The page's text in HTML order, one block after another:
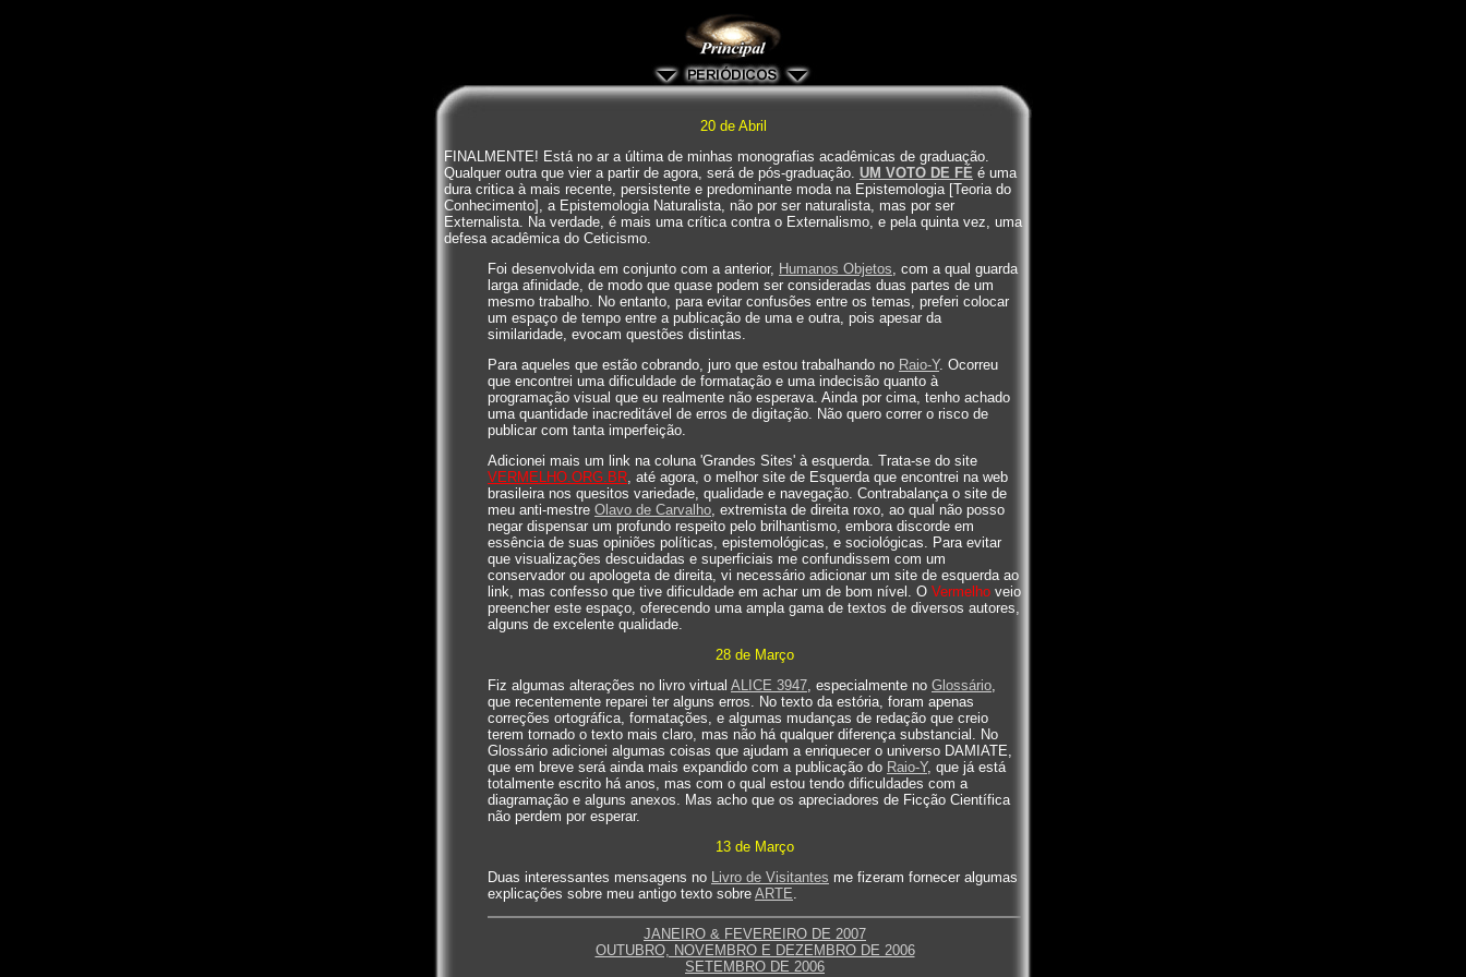
20 de Abril
FINALMENTE! Está no ar a última de minhas monografias acadêmicas de graduação.
Qualquer outra que vier a partir de agora, será de pós-graduação. UM VOTO DE FÉ é uma
dura critica à mais recente, persistente e predominante moda na Epistemologia [Teoria do
Conhecimento], a Epistemologia Naturalista, não por ser naturalista, mas por ser
Externalista. Na verdade, é mais uma crítica contra o Externalismo, e pela quinta vez, uma
defesa acadêmica do Ceticismo.
Foi desenvolvida em conjunto com a anterior, Humanos Objetos, com a qual guarda
larga afinidade, de modo que quase podem ser consideradas duas partes de um
mesmo trabalho. No entanto, para evitar confusões entre os temas, preferi colocar
um espaço de tempo entre a publicação de uma e outra, pois apesar da
similaridade, evocam questões distintas.
Para aqueles que estão cobrando, juro que estou trabalhando no Raio-Y. Ocorreu
que encontrei uma dificuldade de formatação e uma indecisão quanto à
programação visual que eu realmente não esperava. Ainda por cima, tenho achado
uma quantidade inacreditável de erros de digitação. Não quero correr o risco de
publicar com tanta imperfeição.
Adicionei mais um link na coluna 'Grandes Sites' à esquerda. Trata-se do site
VERMELHO.ORG.BR, até agora, o melhor site de Esquerda que encontrei na web
brasileira nos quesitos variedade, qualidade e navegação. Contrabalança o site de
meu anti-mestre Olavo de Carvalho, extremista de direita roxo, ao qual não posso
negar dispensar um profundo respeito pelo brilhantismo, embora discorde em
essência de suas opiniões políticas, epistemológicas, e sociológicas. Para evitar
que visualizações descuidadas e superficiais me confundissem com um
conservador ou apologeta de direita, vi necessário adicionar um site de esquerda ao
link, mas confesso que tive dificuldade em achar um de bom nível. O Vermelho veio
preencher este espaço, oferecendo uma ampla gama de textos de diversos autores,
alguns de excelente qualidade.
28 de Março
Fiz algumas alterações no livro virtual ALICE 3947, especialmente no Glossário,
que recentemente reparei ter alguns erros. No texto da estória, foram apenas
correções ortográfica, formatações, e algumas mudanças de redação que creio
terem tornado o texto mais claro, mas não há qualquer diferença substancial. No
Glossário adicionei algumas coisas que ajudam a enriquecer o universo DAMIATE,
que em breve será ainda mais expandido com a publicação do Raio-Y, que já está
totalmente escrito há anos, mas com o qual estou tendo dificuldades com a
diagramação e alguns anexos. Mas acho que os apreciadores de Ficção Científica
não perdem por esperar.
13 de Março
Duas interessantes mensagens no Livro de Visitantes me fizeram fornecer algumas
explicações sobre meu antigo texto sobre ARTE.
JANEIRO & FEVEREIRO DE 2007
OUTUBRO, NOVEMBRO E DEZEMBRO DE 2006
SETEMBRO DE 2006